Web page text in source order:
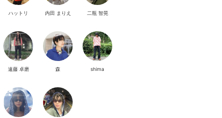
ハットリ 内田 まりえ 二瓶 智晃
遠藤 卓磨 森 shima